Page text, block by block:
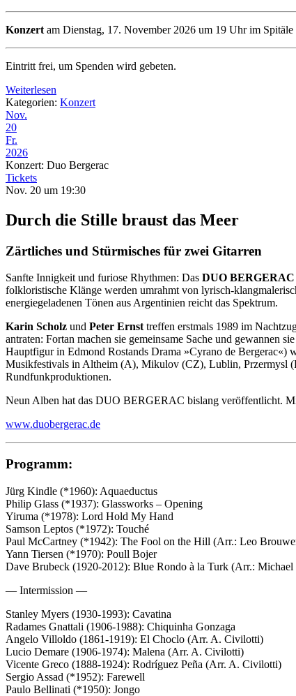
Konzert am Dienstag, 17. November 2026 um 19 Uhr im Spitäle
Eintritt frei, um Spenden wird gebeten.
Weiterlesen
Kategorien: Konzert
Nov.
20
Fr.
2026
Konzert: Duo Bergerac
Tickets
Nov. 20 um 19:30
Durch die Stille braust das Meer
Zärtliches und Stürmisches für zwei Gitarren
Sanfte Innigkeit und furiose Rhythmen: Das DUO BERGERAC
folkloristische Klänge werden umrahmt von lyrisch-
energiegeladenen Tönen aus Argentinien reicht das Spektrum.
Karin Scholz und Peter Ernst treffen erstmals 1989 im
antraten: Fortan machen sie gemeinsame Sache und gewannen
Hauptfigur in Edmond Rostands Drama »Cyrano de Bergerac«)
Musikfestivals in Altheim (A), Mikulov (CZ), Lublin, Przermysl
Rundfunkproduktionen.
Neun Alben hat das DUO BERGERAC bislang veröffentlicht.
www.duobergerac.de
Programm:
Jürg Kindle (*1960): Aquaeductus
Philip Glass (*1937): Glassworks – Opening
Yiruma (*1978): Lord Hold My Hand
Samson Leptos (*1972): Touché
Paul McCartney (*1942): The Fool on the Hill (Arr.: Leo
Yann Tiersen (*1970): Poull Bojer
Dave Brubeck (1920-2012): Blue Rondo à la Turk (Arr.:
— Intermission —
Stanley Myers (1930-1993): Cavatina
Radames Gnattali (1906-1988): Chiquinha Gonzaga
Angelo Villoldo (1861-1919): El Choclo (Arr. A. Civilotti)
Lucio Demare (1906-1974): Malena (Arr. A. Civilotti)
Vicente Greco (1888-1924): Rodríguez Peña (Arr. A. Civilotti)
Sergio Assad (*1952): Farewell
Paulo Bellinati (*1950): Jongo